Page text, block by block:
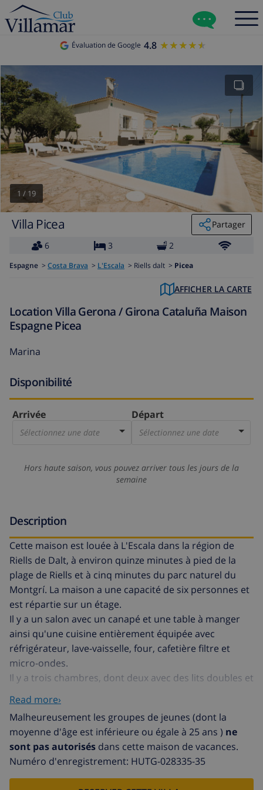
Évaluation de Google 4.8 ★★★★★
★★★★★
1 / 19
Villa Picea
Partager
6
3 2
Espagne > Costa Brava > L'Escala > Riells dalt > Picea
AFFICHER LA CARTE
Location Villa Gerona / Girona Cataluña Maison
Espagne Picea
Marina
Disponibilité
Arrivée
Sélectionnez une date
Départ
Sélectionnez une date
Hors haute saison, vous pouvez arriver tous les jours de la
semaine
Description
Cette maison est louée à L'Escala dans la région de
Riells de Dalt, à environ quinze minutes à pied de la
plage de Riells et à cinq minutes du parc naturel du
Montgrí. La maison a une capacité de six personnes et
est répartie sur un étage.
Il y a un salon avec un canapé et une table à manger
ainsi qu'une cuisine entièrement équipée avec
réfrigérateur, lave-vaisselle, four, cafetière filtre et
micro-ondes.
Il y a trois chambres, dont deux avec des lits doubles et
une autre avec deux lits simples, dans le même couloir
il y a deux salles de bain avec baignoire.
L'extérieur de la maison vous invite à passer des
vacances en famille très tranquilles, la piscine privée
mesure 4m x 8m, avec des chaises longues, un espace
'chill out', une table d'extérieur et un barbecue
maçonné. A l'arrière de la maison, il y a un parking
Read more›
Malheureusement les groupes de jeunes (dont la
moyenne d'âge est inférieure ou égale à 25 ans ) ne
sont pas autorisés dans cette maison de vacances.
Numéro d'enregistrement: HUTG-028335-35